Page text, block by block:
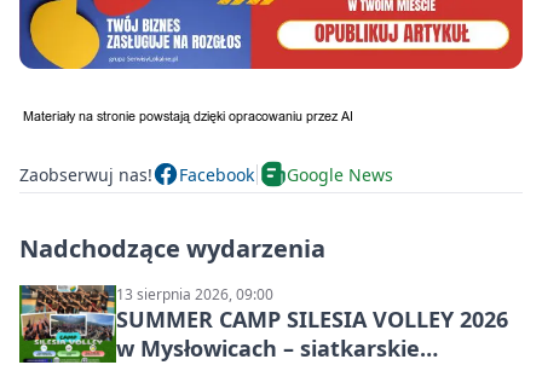
Zaobserwuj nas! Facebook Google News
Nadchodzące wydarzenia
13 sierpnia 2026, 09:00
SUMMER CAMP SILESIA VOLLEY 2026
w Mysłowicach – siatkarskie